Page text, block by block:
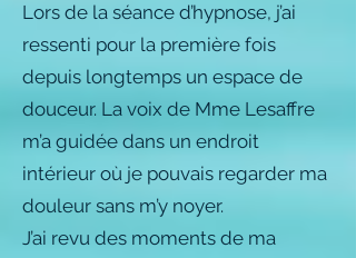
Lors de la séance d’hypnose, j’ai
ressenti pour la première fois
depuis longtemps un espace de
douceur. La voix de Mme Lesaffre
m’a guidée dans un endroit
intérieur où je pouvais regarder ma
douleur sans m’y noyer.
J’ai revu des moments de ma